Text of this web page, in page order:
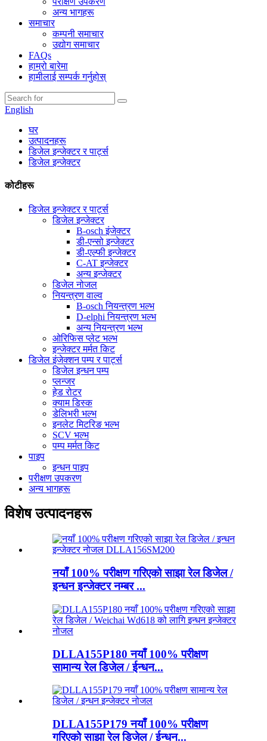
अन्य भागहरू
समाचार
कम्पनी समाचार
उद्योग समाचार
FAQs
हाम्रो बारेमा
हामीलाई सम्पर्क गर्नुहोस्
English
घर
उत्पादनहरू
डिजेल इन्जेक्टर र पार्ट्स
डिजेल इन्जेक्टर
कोटीहरू
डिजेल इन्जेक्टर र पार्ट्स
डिजेल इन्जेक्टर
B-osch इंजेक्टर
डी-एन्सो इन्जेक्टर
डी-एल्फी इन्जेक्टर
C-AT इन्जेक्टर
अन्य इन्जेक्टर
डिजेल नोजल
नियन्त्रण वाल्व
B-osch नियन्त्रण भल्भ
D-elphi नियन्त्रण भल्भ
अन्य नियन्त्रण भल्भ
ओरिफिस प्लेट भल्भ
इन्जेक्टर मर्मत किट
डिजेल इंजेक्शन पम्प र पार्ट्स
डिजेल इन्धन पम्प
प्लन्जर
हेड रोटर
क्याम डिस्क
डेलिभरी भल्भ
इनलेट मिटरिङ भल्भ
SCV भल्भ
पम्प मर्मत किट
पाइप
इन्धन पाइप
परीक्षण उपकरण
अन्य भागहरू
विशेष उत्पादनहरू
नयाँ 100% परीक्षण गरिएको साझा रेल डिजेल /
इन्धन इन्जेक्टर नम्बर ...
DLLA155P180 नयाँ 100% परीक्षण
सामान्य रेल डिजेल / ईन्धन...
DLLA155P179 नयाँ 100% परीक्षण
गरिएको साझा रेल डिजेल / ईन्धन...